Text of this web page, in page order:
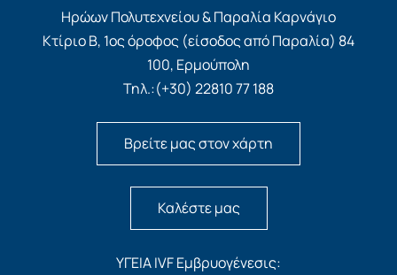
Ηρώων Πολυτεχνείου & Παραλία Καρνάγιο
Κτίριο Β, 1ος όροφος (είσοδος από Παραλία) 84
100, Ερμούπολη
Τηλ.:(+30) 22810 77 188
Βρείτε μας στον χάρτη
Καλέστε μας
ΥΓΕΙΑ IVF Εμβρυογένεσις: